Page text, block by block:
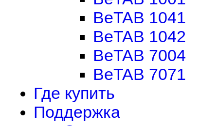
BeTAB 1041
BeTAB 1042
BeTAB 7004
BeTAB 7071
Где купить
Поддержка